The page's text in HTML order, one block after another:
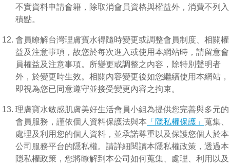
不實資料申請會籍，除取消會員資格與權益外，消費不列入
積點。
會員瞭解台灣理膚寶水得隨時變更或調整會員制度、相關權
益及注意事項，故您於每次進入或使用本網站時，請留意會
員權益及注意事項。所變更或調整之內容，除特別聲明者
外，於變更時生效。相關內容變更後如您繼續使用本網站，
即視為您已同意遵守並接受變更內容之拘束。
理膚寶水敏感肌膚美好生活會員小組為提供您完善與多元的
會員服務，謹依個人資料保護法與本 「隱私權保護」 蒐集、
處理及利用您的個人資料，並承諾尊重以及保護您個人於本
公司服務平台的隱私權。請詳細閱讀本隱私權政策，透過本
隱私權政策，您將瞭解到本公司如何蒐集、處理、利用以及